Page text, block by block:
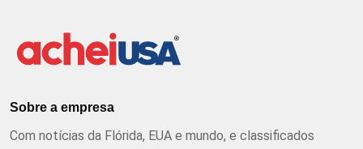
Sobre a empresa
Com notícias da Flórida, EUA e mundo, e classificados